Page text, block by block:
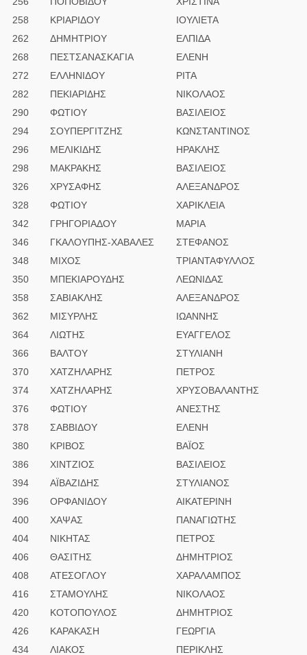
258
ΚΡΙΑΡΙΔΟΥ
ΙΟΥΛΙΕΤΑ
262
ΔΗΜΗΤΡΙΟΥ
ΕΛΠΙΔΑ
268
ΠΕΣΤΣΑΝΑΣΚΑΓΙΑ
ΕΛΕΝΗ
272
ΕΛΛΗΝΙΔΟΥ
ΡΙΤΑ
282
ΠΕΚΙΑΡΙΔΗΣ
ΝΙΚΟΛΑΟΣ
290
ΦΩΤΙΟΥ
ΒΑΣΙΛΕΙΟΣ
294
ΣΟΥΠΕΡΓΙΤΖΗΣ
ΚΩΝΣΤΑΝΤΙΝΟΣ
296
ΜΕΛΙΚΙΔΗΣ
ΗΡΑΚΛΗΣ
298
ΜΑΚΡΑΚΗΣ
ΒΑΣΙΛΕΙΟΣ
326
ΧΡΥΣΑΦΗΣ
ΑΛΕΞΑΝΔΡΟΣ
328
ΦΩΤΙΟΥ
ΧΑΡΙΚΛΕΙΑ
342
ΓΡΗΓΟΡΙΑΔΟΥ
ΜΑΡΙΑ
346
ΓΚΑΛΟΥΠΗΣ-ΧΑΒΑΛΕΣ
ΣΤΕΦΑΝΟΣ
348
ΜΙΧΟΣ
ΤΡΙΑΝΤΑΦΥΛΛΟΣ
350
ΜΠΕΚΙΑΡΟΥΔΗΣ
ΛΕΩΝΙΔΑΣ
358
ΣΑΒΙΑΚΛΗΣ
ΑΛΕΞΑΝΔΡΟΣ
362
ΜΙΣΥΡΛΗΣ
ΙΩΑΝΝΗΣ
364
ΛΙΩΤΗΣ
ΕΥΑΓΓΕΛΟΣ
366
ΒΑΛΤΟΥ
ΣΤΥΛΙΑΝΗ
370
ΧΑΤΖΗΛΑΡΗΣ
ΠΕΤΡΟΣ
374
ΧΑΤΖΗΛΑΡΗΣ
ΧΡΥΣΟΒΑΛΑΝΤΗΣ
376
ΦΩΤΙΟΥ
ΑΝΕΣΤΗΣ
378
ΣΑΒΒΙΔΟΥ
ΕΛΕΝΗ
380
ΚΡΙΒΟΣ
ΒΑΪΟΣ
386
ΧΙΝΤΖΙΟΣ
ΒΑΣΙΛΕΙΟΣ
394
ΑΪΒΑΖΙΔΗΣ
ΣΤΥΛΙΑΝΟΣ
396
ΟΡΦΑΝΙΔΟΥ
ΑΙΚΑΤΕΡΙΝΗ
400
ΧΑΨΑΣ
ΠΑΝΑΓΙΩΤΗΣ
404
ΝΙΚΗΤΑΣ
ΠΕΤΡΟΣ
406
ΘΑΣΙΤΗΣ
ΔΗΜΗΤΡΙΟΣ
408
ΑΤΕΣΟΓΛΟΥ
ΧΑΡΑΛΑΜΠΟΣ
416
ΣΤΑΜΟΥΛΗΣ
ΝΙΚΟΛΑΟΣ
420
ΚΟΤΟΠΟΥΛΟΣ
ΔΗΜΗΤΡΙΟΣ
426
ΚΑΡΑΚΑΣΗ
ΓΕΩΡΓΙΑ
434
ΛΙΑΚΟΣ
ΠΕΡΙΚΛΗΣ